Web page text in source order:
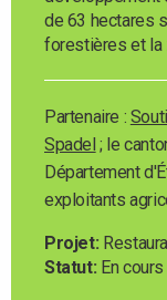
de 63 hectares
forestières et la
Partenaire :
Spadel; le
Département
exploitants
Projet
Statut En cours